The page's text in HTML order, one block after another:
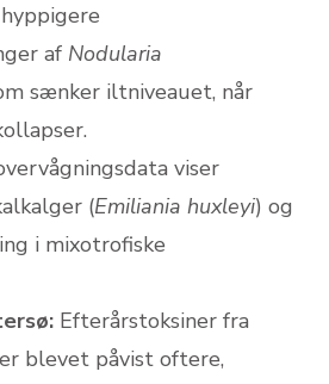
af Nodularia
sænker iltniveauet, når
viser
(Emiliania huxleyi) og
i mixotrofiske
Efterårstoksiner fra
blevet påvist oftere,